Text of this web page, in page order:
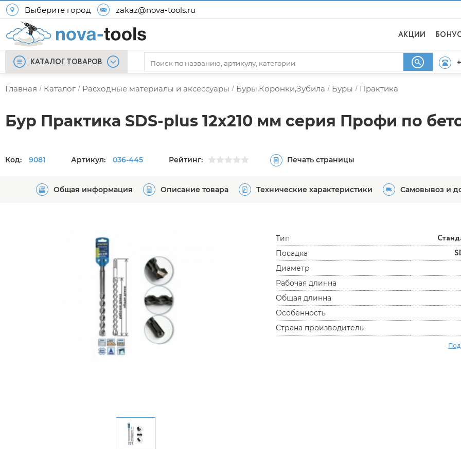
Выберите город zakaz@nova-tools.ru
АКЦИИ
КАТАЛОГ ТОВАРОВ
Главная / Каталог / Расходные материалы и аксессуары / Буры,Коронки,Зубила / Буры / Практика
Бур Практика SDS-plus 12х210 мм серия Профи по
Код: 9081 Артикул: 036-445 Рейтинг: Печать страницы
Общая информация Описание товара Технические характеристики Самовывоз и
Тип
Посадка
Диаметр
Рабочая длинна
Общая длинна
Особенность
Страна производитель